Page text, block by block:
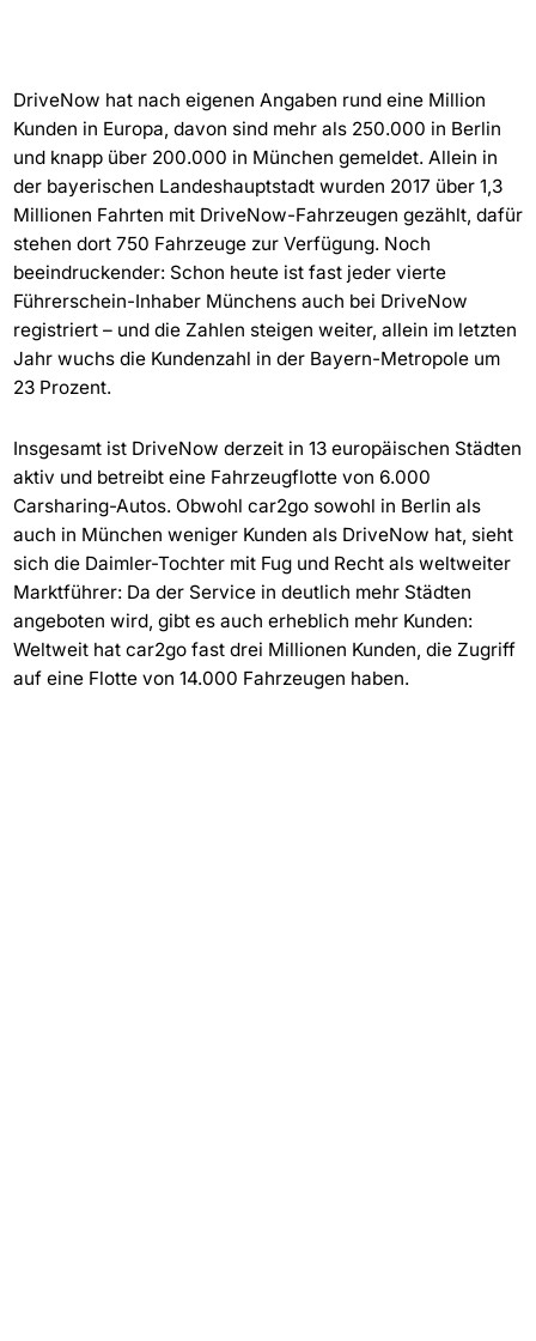
DriveNow hat nach eigenen Angaben rund eine Million
Kunden in Europa, davon sind mehr als 250.000 in Berlin
und knapp über 200.000 in München gemeldet. Allein in
der bayerischen Landeshauptstadt wurden 2017 über 1,3
Millionen Fahrten mit DriveNow-Fahrzeugen gezählt, dafür
stehen dort 750 Fahrzeuge zur Verfügung. Noch
beeindruckender: Schon heute ist fast jeder vierte
Führerschein-Inhaber Münchens auch bei DriveNow
registriert – und die Zahlen steigen weiter, allein im letzten
Jahr wuchs die Kundenzahl in der Bayern-Metropole um
23 Prozent.
Insgesamt ist DriveNow derzeit in 13 europäischen Städten
aktiv und betreibt eine Fahrzeugflotte von 6.000
Carsharing-Autos. Obwohl car2go sowohl in Berlin als
auch in München weniger Kunden als DriveNow hat, sieht
sich die Daimler-Tochter mit Fug und Recht als weltweiter
Marktführer: Da der Service in deutlich mehr Städten
angeboten wird, gibt es auch erheblich mehr Kunden:
Weltweit hat car2go fast drei Millionen Kunden, die Zugriff
auf eine Flotte von 14.000 Fahrzeugen haben.